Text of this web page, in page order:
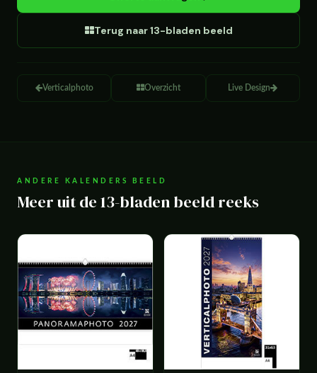
Terug naar 13-bladen beeld
Verticalphoto Overzicht Live Design
ANDERE KALENDERS BEELD
Meer uit de 13-bladen beeld reeks